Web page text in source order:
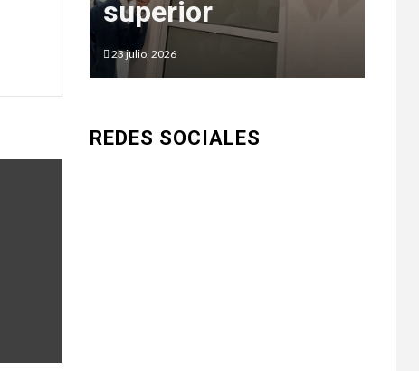
superior
23 julio, 2026
REDES SOCIALES